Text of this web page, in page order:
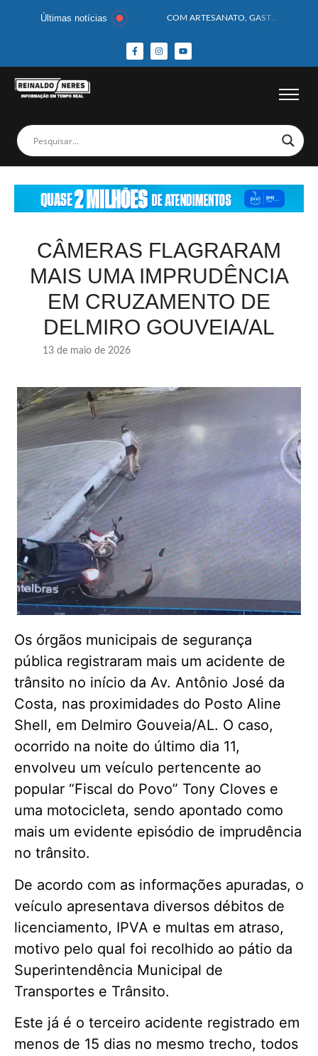
Últimas notícias
HOMEM CAI DE CACHOEIRA DE 40 METROS AO TENTAR FAZER FOTO
CORPOS DAS SEIS VÍTIMAS DE ACIDENTE COM LANCHA SÃO VELADOS; SAIBA COMO FOI
CÂMERAS FLAGRARAM
MAIS UMA IMPRUDÊNCIA
EM CRUZAMENTO DE
DELMIRO GOUVEIA/AL
13 de maio de 2026
Os órgãos municipais de segurança
pública registraram mais um acidente de
trânsito no início da Av. Antônio José da
Costa, nas proximidades do Posto Aline
Shell, em Delmiro Gouveia/AL. O caso,
ocorrido na noite do último dia 11,
envolveu um veículo pertencente ao
popular “Fiscal do Povo” Tony Cloves e
uma motocicleta, sendo apontado como
mais um evidente episódio de imprudência
no trânsito.
De acordo com as informações apuradas, o
veículo apresentava diversos débitos de
licenciamento, IPVA e multas em atraso,
motivo pelo qual foi recolhido ao pátio da
Superintendência Municipal de
Transportes e Trânsito.
Este já é o terceiro acidente registrado em
menos de 15 dias no mesmo trecho, todos